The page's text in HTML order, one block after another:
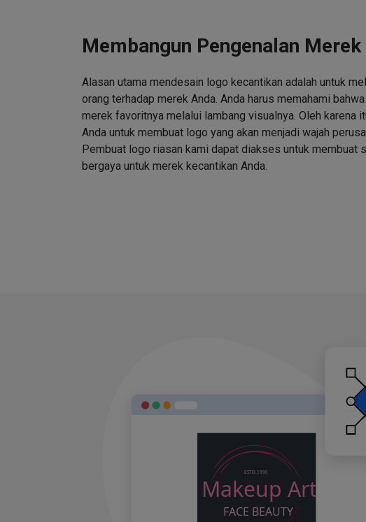
Membangun Pengenalan Merek
Alasan utama mendesain logo kecantikan adalah untuk
orang terhadap merek Anda. Anda harus memahami
merek favoritnya melalui lambang visualnya. Oleh karena
Anda untuk membuat logo yang akan menjadi wajah
Pembuat logo riasan kami dapat diakses untuk membuat
bergaya untuk merek kecantikan Anda.